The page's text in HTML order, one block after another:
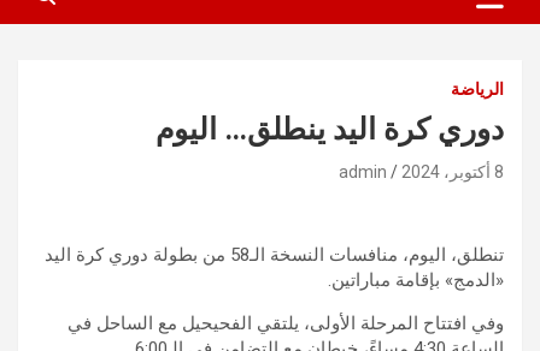
الرياضة
دوري كرة اليد ينطلق… اليوم
8 أكتوبر، 2024 admin
تنطلق، اليوم، منافسات النسخة الـ58 من بطولة دوري كرة اليد
«الدمج» بإقامة مباراتين.
وفي افتتاح المرحلة الأولى، يلتقي الفحيحيل مع الساحل في